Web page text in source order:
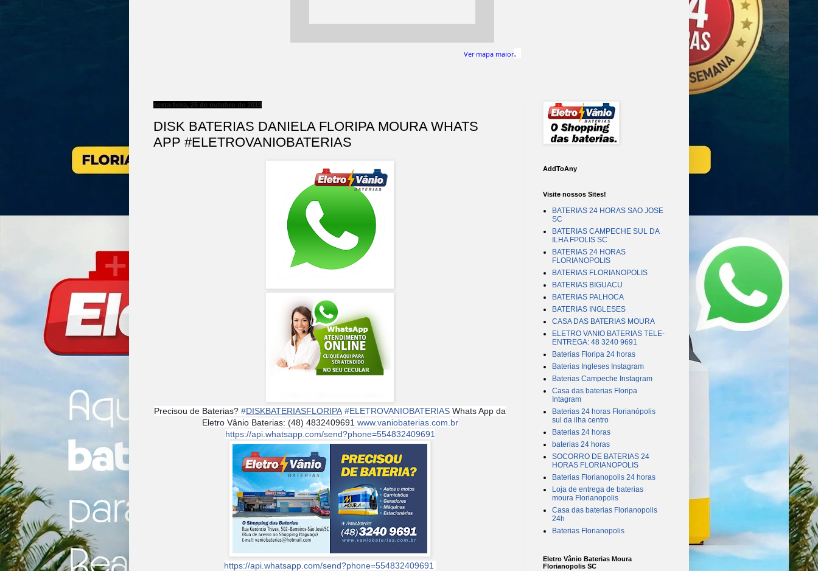
Ver mapa maior.
sexta-feira, 25 de outubro de 2019
DISK BATERIAS DANIELA FLORIPA MOURA WHATS
APP #ELETROVANIOBATERIAS
Precisou de Baterias? #DISKBATERIASFLORIPA #ELETROVANIOBATERIAS Whats App da
Eletro Vânio Baterias: (48) 4832409691 www.vaniobaterias.com.br
https://api.whatsapp.com/send?phone=554832409691
https://api.whatsapp.com/send?phone=554832409691
AddToAny
Visite nossos Sites!
BATERIAS 24 HORAS SAO JOSE
SC
BATERIAS CAMPECHE SUL DA
ILHA FPOLIS SC
BATERIAS 24 HORAS
FLORIANOPOLIS
BATERIAS FLORIANOPOLIS
BATERIAS BIGUACU
BATERIAS PALHOCA
BATERIAS INGLESES
CASA DAS BATERIAS MOURA
ELETRO VANIO BATERIAS TELE-
ENTREGA: 48 3240 9691
Baterias Floripa 24 horas
Baterias Ingleses Instagram
Baterias Campeche Instagram
Casa das baterias Floripa
Intagram
Baterias 24 horas Florianópolis
sul da ilha centro
Baterias 24 horas
baterias 24 horas
SOCORRO DE BATERIAS 24
HORAS FLORIANOPOLIS
Baterias Florianopolis 24 horas
Loja de entrega de baterias
moura Florianopolis
Casa das baterias Florianopolis
24h
Baterias Florianopolis
Eletro Vânio Baterias Moura
Florianopolis SC